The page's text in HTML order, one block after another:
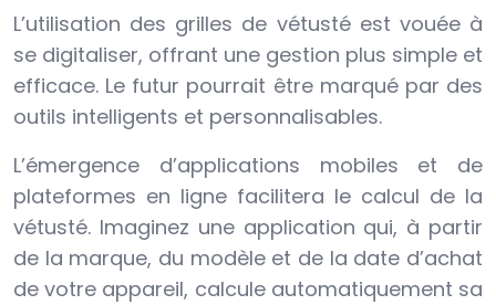
L’utilisation des grilles de vétusté est vouée à
se digitaliser, offrant une gestion plus simple et
efficace. Le futur pourrait être marqué par des
outils intelligents et personnalisables.
L’émergence d’applications mobiles et de
plateformes en ligne facilitera le calcul de la
vétusté. Imaginez une application qui, à partir
de la marque, du modèle et de la date d’achat
de votre appareil, calcule automatiquement sa